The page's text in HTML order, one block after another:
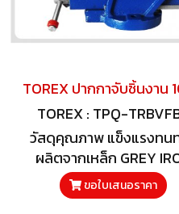
TOREX : TPQ-
วัสดุคุณภาพ แข็งแรงทน
ผลิตจากเหล็ก GREY
ขอใบเสนอราคา